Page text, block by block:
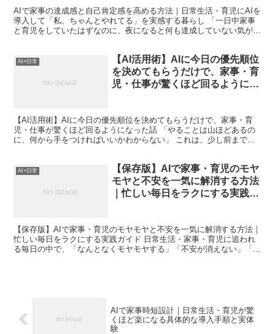
AIで家事の達成感と自己肯定感を高める方法｜日常生活・育児にAIを
導入して「私、ちゃんとやれてる」を実感する暮らし 「一日中家事
と育児をしていたはずなのに、夜になると何も達成していない気がす
AI×日常
【AI活用術】AIに今日の優先順位
を決めてもらうだけで、家事・育
児・仕事が驚くほど回るようにな
【AI活用術】AIに今日の優先順位を決めてもらうだけで、家事・育
児・仕事が驚くほど回るようになった話 「やることは山ほどあるの
に、何から手をつければいいかわからない」 これは、少し前までの
AI×日常
【保存版】AIで家事・育児のモヤ
モヤと不安を一気に解消する方法
｜忙しい毎日をラクにする実践ガ
【保存版】AIで家事・育児のモヤモヤと不安を一気に解消する方法｜
忙しい毎日をラクにする実践ガイド 日常生活・家事・育児に追われ
る毎日の中で、「なんとなくモヤモヤする」「不安が消えない」「頭
AIで家事時短設計｜日常生活・育児が驚
くほど楽になる具体的な導入手順と実体
験